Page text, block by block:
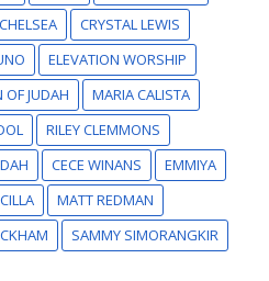
CRYSTAL LEWIS
ELEVATION WORSHIP
OF JUDAH
MARIA CALISTA
RILEY CLEMMONS
CECE WINANS
EMMIYA
MATT REDMAN
SAMMY SIMORANGKIR